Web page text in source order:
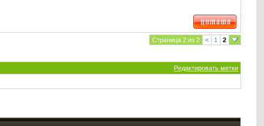
Страница 2 из 2 < 1 2
Редактировать метки